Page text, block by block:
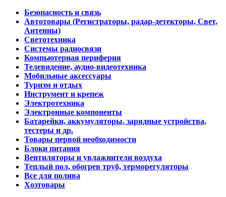
Безопасность и связь
Автотовары (Регистраторы, радар-детекторы, Свет,
Антенны)
Светотехника
Системы радиосвязи
Компьютерная периферия
Телевидение, аудио-видеотехника
Мобильные аксессуары
Туризм и отдых
Инструмент и крепеж
Электротехника
Электронные компоненты
Батарейки, аккумуляторы, зарядные устройства,
тестеры и др.
Товары первой необходимости
Блоки питания
Вентиляторы и увлажнители воздуха
Теплый пол, обогрев труб, терморегуляторы
Все для полива
Хозтовары